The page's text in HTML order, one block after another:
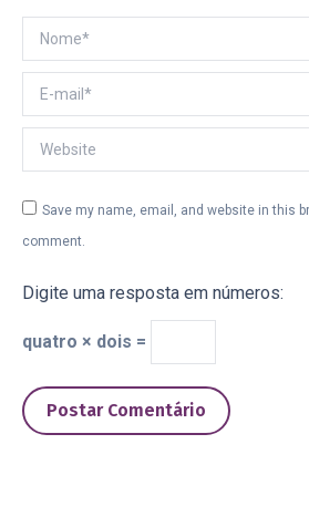
Nome *
E-mail *
Website
Save my name, email, and website in this
comment.
Digite uma resposta em números:
quatro × dois =
Postar Comentário